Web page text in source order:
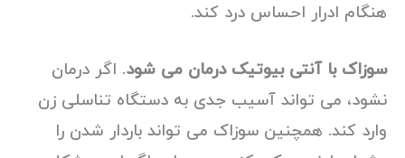
هنگام ادرار احساس درد کند.
سوزاک با آنتی بیوتیک درمان می شود. اگر درمان
نشود، می تواند آسیب جدی به دستگاه تناسلی زن
وارد کند. همچنین سوزاک می تواند باردار شدن را